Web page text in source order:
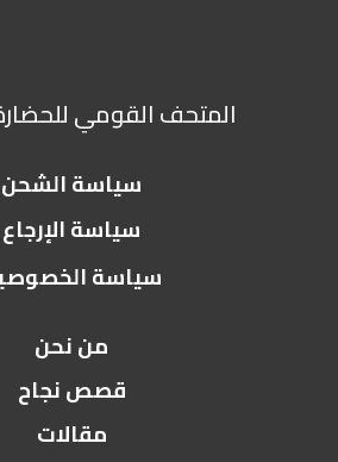
المتحف القومي
سياسة الشحن
سياسة الإرجاع
سياسة
من نحن
قصص نجاح
مقالات